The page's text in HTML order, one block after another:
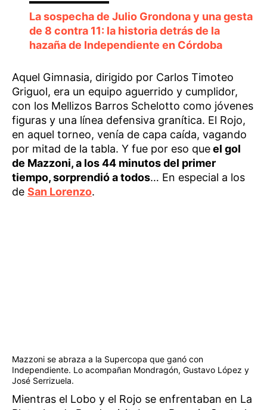
La sospecha de Julio Grondona y una gesta
de 8 contra 11: la historia detrás de la
hazaña de Independiente en Córdoba
Aquel Gimnasia, dirigido por Carlos Timoteo
Griguol, era un equipo aguerrido y cumplidor,
con los Mellizos Barros Schelotto como jóvenes
figuras y una línea defensiva granítica. El Rojo,
en aquel torneo, venía de capa caída, vagando
por mitad de la tabla. Y fue por eso queel gol
de Mazzoni, a los 44 minutos del primer
tiempo, sorprendió a todos… En especial a los
de San Lorenzo.
Mazzoni se abraza a la Supercopa que ganó con
Independiente. Lo acompañan Mondragón, Gustavo López y
José Serrizuela.
Mientras el Lobo y el Rojo se enfrentaban en La